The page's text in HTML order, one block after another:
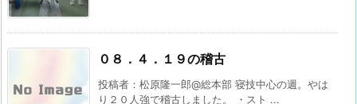
０８．４．１９の稽古
投稿者：松原隆一郎@総本部 寝技中心の週。やは
り２０人強で稽古しました。 ・スト ...